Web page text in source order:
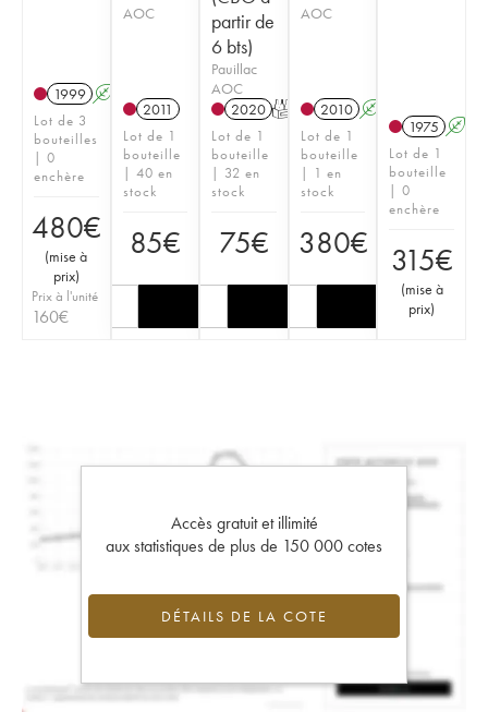
1999 A
Lot de 3
bouteilles
| 0
enchère
480€
(mise à
prix)
Prix à l'unité
160€
AOC
2011
Lot de 1
bouteille
| 40 en
stock
85€
partir de
6 bts)
Pauillac
AOC
2020 T
Lot de 1
bouteille
| 32 en
stock
75€
AOC
2010 A
Lot de 1
bouteille
| 1 en
stock
380€
1975 A
Lot de 1
bouteille
| 0
enchère
315€
(mise à
prix)
Accès gratuit et illimité
aux statistiques de plus de 150 000 cotes
DÉTAILS DE LA COTE